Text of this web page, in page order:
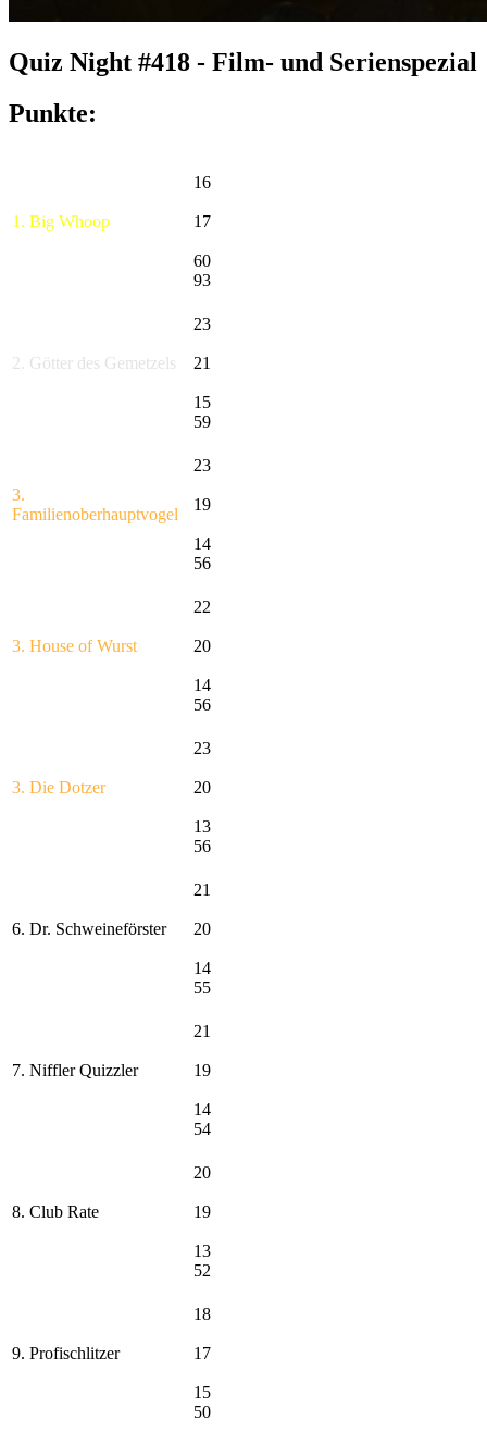
Quiz Night #418 - Film- und Serienspezial
Punkte:
1. Big Whoop
16
17
60
93
2. Götter des Gemetzels
23
21
15
59
3.
Familienoberhauptvogel
23
19
14
56
3. House of Wurst
22
20
14
56
3. Die Dotzer
23
20
13
56
6. Dr. Schweineförster
21
20
14
55
7. Niffler Quizzler
21
19
14
54
8. Club Rate
20
19
13
52
9. Profischlitzer
18
17
15
50